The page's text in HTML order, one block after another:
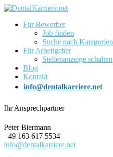
Für Bewerber
Job finden
Suche nach Kategorien
Für Arbeitgeber
Stellenanzeige schalten
Blog
Kontakt
info@dentalkarriere.net
Ihr Ansprechpartner
Peter Biermann
+49 163 617 5534
info@dentalkarriere.net